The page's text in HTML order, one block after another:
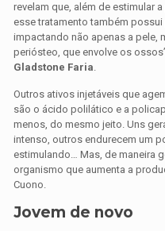
revelam que, além de estimular
esse tratamento também
impactando não apenas a pele,
periósteo, que envolve os
Gladstone Faria.
Outros ativos injetáveis que
são o ácido polilático e a
menos, do mesmo jeito. Uns
intenso, outros endurecem um
estimulando… Mas, de maneira
organismo que aumenta a
Cuono.
Jovem de novo